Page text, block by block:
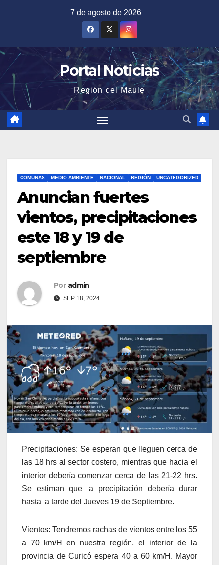
7 de agosto de 2026
Portal Noticias
Región del Maule
COMUNAS MEDIO AMBIENTE NACIONAL REGIÓN UNCATEGORIZED
Anuncian fuertes
vientos, precipitaciones
este 18 y 19 de
septiembre
Por admin
SEP 18, 2024
Precipitaciones: Se esperan que lleguen cerca de
las 18 hrs al sector costero, mientras que hacia el
interior debería comenzar cerca de las 21-22 hrs.
Se estiman que la precipitación debería durar
hasta la tarde del Jueves 19 de Septiembre.
Vientos: Tendremos rachas de vientos entre los 55
a 70 km/H en nuestra región, el interior de la
provincia de Curicó espera 40 a 60 km/H. Mayor